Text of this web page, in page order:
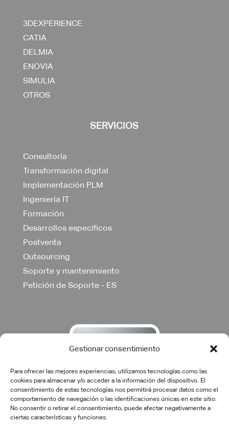
Gestionar consentimiento
Para ofrecer las mejores experiencias, utilizamos tecnologías como las
cookies para almacenar y/o acceder a la información del dispositivo. El
consentimiento de estas tecnologías nos permitirá procesar datos como el
comportamiento de navegación o las identificaciones únicas en este sitio.
No consentir o retirar el consentimiento, puede afectar negativamente a
ciertas características y funciones.
3DEXPERIENCE
CATIA
DELMIA
ENOVIA
SIMULIA
OTROS
SERVICIOS
Consultoría
Transformación digital
Implementación PLM
Ingeniería IT
Formación
Desarrollos específicos
Postventa
Outsourcing
Soporte y mantenimiento
Petición de Soporte - ES